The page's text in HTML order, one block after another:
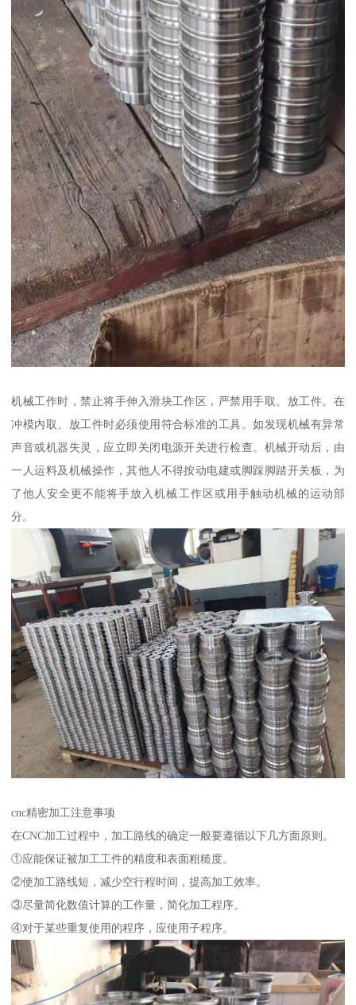
机械工作时，禁止将手伸入滑块工作区，严禁用手取、放工件。在
冲模内取、放工件时必须使用符合标准的工具。如发现机械有异常
声音或机器失灵，应立即关闭电源开关进行检查。机械开动后，由
一人运料及机械操作，其他人不得按动电建或脚踩脚踏开关板，为
了他人安全更不能将手放入机械工作区或用手触动机械的运动部
分。
cnc精密加工注意事项
在CNC加工过程中，加工路线的确定一般要遵循以下几方面原则。
①应能保证被加工工件的精度和表面粗糙度。
②使加工路线短，减少空行程时间，提高加工效率。
③尽量简化数值计算的工作量，简化加工程序。
④对于某些重复使用的程序，应使用子程序。